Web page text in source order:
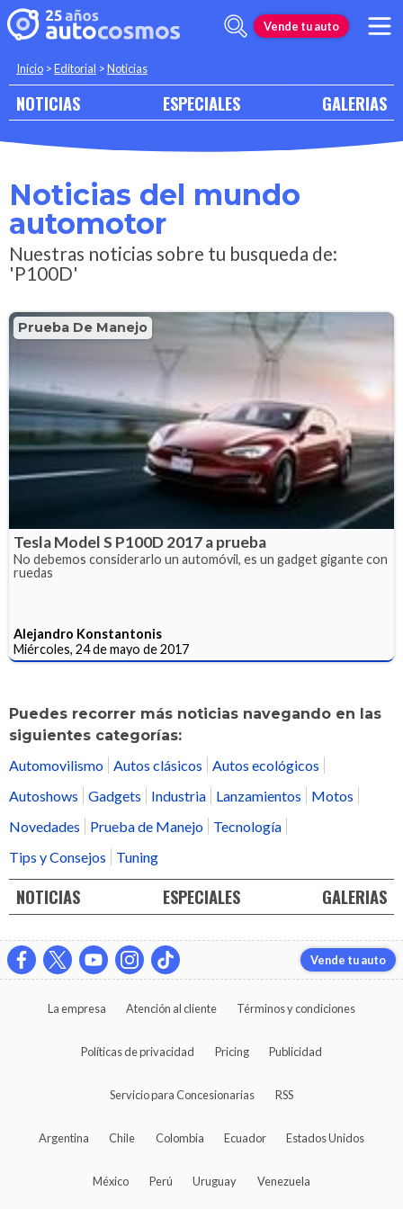
Vende tu auto
Inicio >Editorial >Noticias
NOTICIAS ESPECIALES GALERIAS
Noticias del mundo
automotor
Nuestras noticias sobre tu busqueda de:
'P100D'
Prueba De Manejo
Tesla Model S P100D 2017 a prueba
No debemos considerarlo un automóvil, es un gadget gigante con
ruedas
Alejandro Konstantonis
Miércoles, 24 de mayo de 2017
Puedes recorrer más noticias navegando en las
siguientes categorías:
Automovilismo Autos clásicos
Autos ecológicos
Autoshows
Gadgets Industria Lanzamientos
Motos
Novedades
Prueba de Manejo
Tecnología
Tips y Consejos
Tuning
NOTICIAS ESPECIALES GALERIAS
Vende tu auto
La empresa Atención al cliente Términos y condiciones
Políticas de privacidad Pricing Publicidad
Servicio para Concesionarias RSS
Argentina Chile Colombia Ecuador Estados Unidos
México Perú Uruguay Venezuela